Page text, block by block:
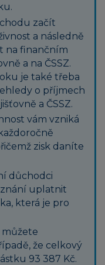
začít
a následně
na finančním
a na ČSSZ.
je také třeba
o příjmech
a ČSSZ.
vám vzniká
zisk daníte
důchodci
uplatnit
která je pro
můžete
že celkový
93 387 Kč.